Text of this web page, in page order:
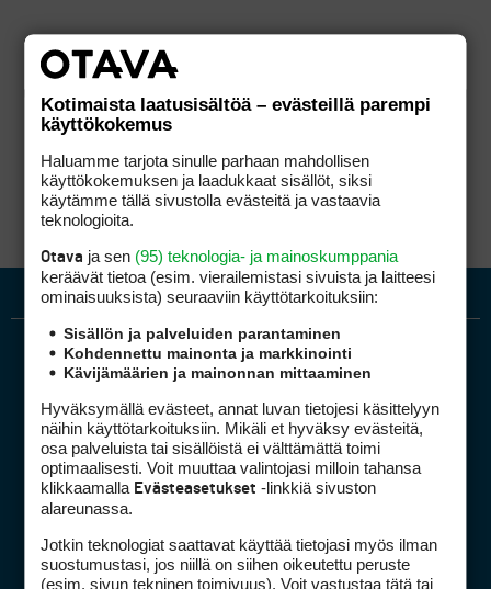
Golfpiste mediakortti
Golfpisteen yhteystiedot
DSA avoimuusraportti
Kotimaista laatusisältöä – evästeillä parempi
käyttökokemus
Haluamme tarjota sinulle parhaan mahdollisen
käyttökokemuksen ja laadukkaat sisällöt, siksi
käytämme tällä sivustolla evästeitä ja vastaavia
teknologioita.
Otava ja sen (95) teknologia- ja mainoskumppania
keräävät tietoa (esim. vierailemis­tasi sivuista ja laitteesi
ominaisuuk­sista) seuraaviin käyttötarkoituksiin:
Sisällön ja palveluiden parantaminen
Kohdennettu mainonta ja markkinointi
Kävijämäärien ja mainonnan mittaaminen
Hyväksymällä evästeet, annat luvan tietojesi käsittelyyn
näihin käyttötarkoituksiin. Mikäli et hyväksy evästeitä,
osa palveluista tai sisällöistä ei välttämättä toimi
optimaalisesti. Voit muuttaa valintojasi milloin tahansa
klikkaamalla Evästeasetukset -linkkiä sivuston
alareunassa.
Jotkin teknologiat saattavat käyttää tietojasi myös ilman
suostumustasi, jos niillä on siihen oikeutettu peruste
(esim. sivun tekninen toimivuus). Voit vastustaa tätä tai